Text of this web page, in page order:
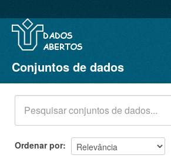
Conjuntos de dados
Organizações
Grupos
Sobre
Conjuntos de dados
Ordenar por